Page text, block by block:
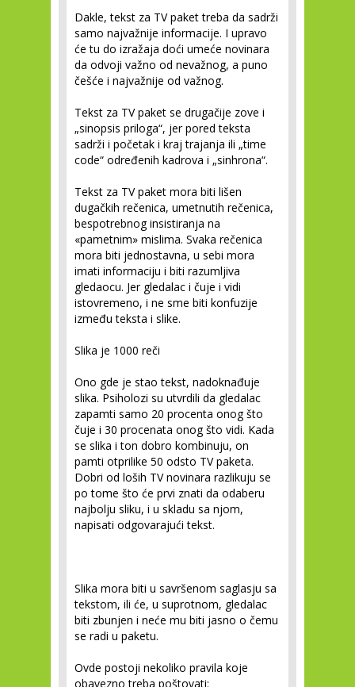
Dakle, tekst za TV paket treba da sadrži
samo najvažnije informacije. I upravo
će tu do izražaja doći umeće novinara
da odvoji važno od nevažnog, a puno
češće i najvažnije od važnog.
Tekst za TV paket se drugačije zove i
„sinopsis priloga“, jer pored teksta
sadrži i početak i kraj trajanja ili „time
code“ određenih kadrova i „sinhrona“.
Tekst za TV paket mora biti lišen
dugačkih rečenica, umetnutih rečenica,
bespotrebnog insistiranja na
«pametnim» mislima. Svaka rečenica
mora biti jednostavna, u sebi mora
imati informaciju i biti razumljiva
gledaocu. Jer gledalac i čuje i vidi
istovremeno, i ne sme biti konfuzije
između teksta i slike.
Slika je 1000 reči
Ono gde je stao tekst, nadoknađuje
slika. Psiholozi su utvrdili da gledalac
zapamti samo 20 procenta onog što
čuje i 30 procenata onog što vidi. Kada
se slika i ton dobro kombinuju, on
pamti otprilike 50 odsto TV paketa.
Dobri od loših TV novinara razlikuju se
po tome što će prvi znati da odaberu
najbolju sliku, i u skladu sa njom,
napisati odgovarajući tekst.
Slika mora biti u savršenom saglasju sa
tekstom, ili će, u suprotnom, gledalac
biti zbunjen i neće mu biti jasno o čemu
se radi u paketu.
Ovde postoji nekoliko pravila koje
obavezno treba poštovati: